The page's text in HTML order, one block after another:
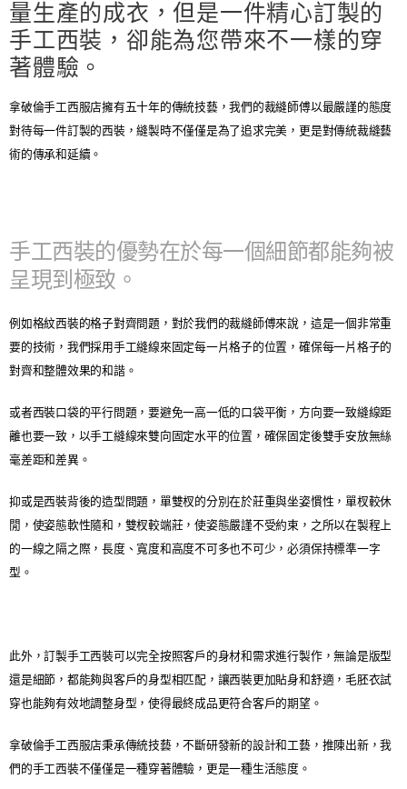
量生產的成衣，但是一件精心訂製的
手工西裝，卻能為您帶來不一樣的穿
著體驗。
​拿破倫手工西服店擁有五十年的傳統技藝，我們的裁縫師傅以最嚴謹的態度
對待每一件訂製的西裝，縫製時不僅僅是為了追求完美，更是對傳統裁縫藝
術的傳承和延續。
手工西裝的優勢在於每一個細節都能夠被
呈現到極致。
​例如格紋西裝的格子對齊問題，對於我們的裁縫師傅來說，這是一個非常重
要的技術，我們採用手工縫線來固定每一片格子的位置，確保每一片格子的
對齊和整體效果的和諧。
或者西裝口袋的平行問題，要避免一高一低的口袋平衡，方向要一致縫線距
離也要一致，以手工縫線來雙向固定水平的位置，確保固定後雙手安放無絲
毫差距和差異。
​抑或是西裝背後的造型問題，單雙杈的分別在於莊重與坐姿慣性，單杈較休
閒，使姿態軟性隨和，雙杈較端莊，使姿態嚴謹不受約束，之所以在製程上
的一線之隔之際，長度、寬度和高度不可多也不可少，必須保持標準一字
型。
此外，訂製手工西裝可以完全按照客戶的身材和需求進行製作，無論是版型
還是細節，都能夠與客戶的身型相匹配，讓西裝更加貼身和舒適，毛胚衣試
穿也能夠有效地調整身型，使得最終成品更符合客戶的期望。
​拿破倫手工西服店秉承傳統技藝，不斷研發新的設計和工藝，推陳出新，我
們的手工西裝不僅僅是一種穿著體驗，更是一種生活態度。